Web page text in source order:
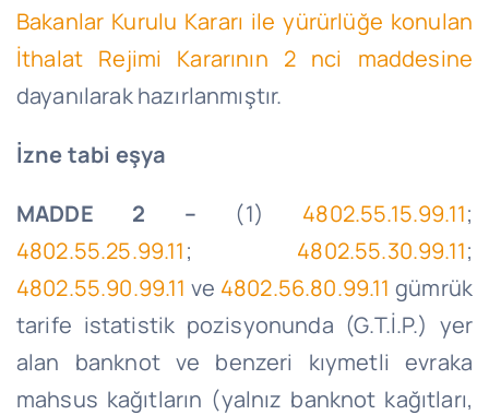
Bakanlar Kurulu Kararı ile yürürlüğe konulan
İthalat Rejimi Kararının 2 nci maddesine
dayanılarak hazırlanmıştır.
İzne tabi eşya
MADDE 2 – (1) 4802.55.15.99.11;
4802.55.25.99.11; 4802.55.30.99.11;
4802.55.90.99.11 ve 4802.56.80.99.11 gümrük
tarife istatistik pozisyonunda (G.T.İ.P.) yer
alan banknot ve benzeri kıymetli evraka
mahsus kağıtların (yalnız banknot kağıtları,